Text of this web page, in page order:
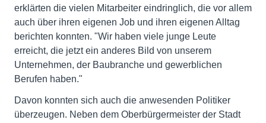
erklärten die vielen Mitarbeiter eindringlich, die vor allem
auch über ihren eigenen Job und ihren eigenen Alltag
berichten konnten. "Wir haben viele junge Leute
erreicht, die jetzt ein anderes Bild von unserem
Unternehmen, der Baubranche und gewerblichen
Berufen haben."
Davon konnten sich auch die anwesenden Politiker
überzeugen. Neben dem Oberbürgermeister der Stadt